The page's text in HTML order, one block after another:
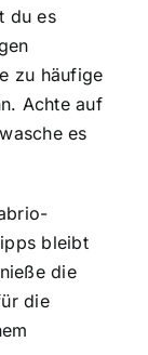
du es
zu häufige
Achte auf
es
bleibt
die
die